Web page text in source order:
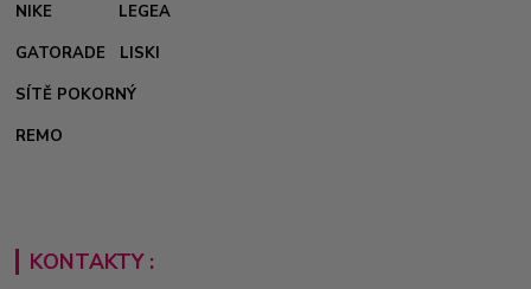
NIKE
LEGEA
GATORADE
LISKI
SÍTĚ POKORNÝ
REMO
KONTAKTY :